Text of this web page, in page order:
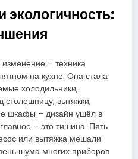
экологичность:
– техника
на кухне. Она стала
холодильники,
вытяжки,
шкафы – дизайн ушёл в
– это тишина. Пять
или вытяжка мешали
шума многих приборов